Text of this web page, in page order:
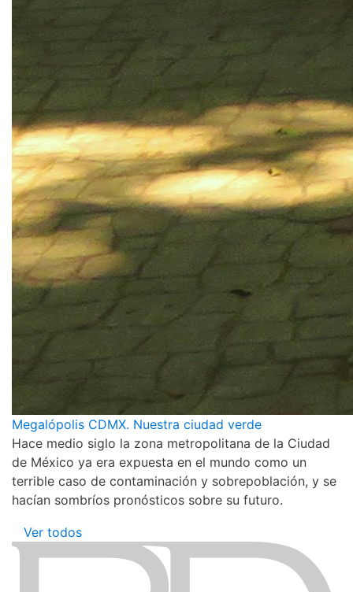
Megalópolis CDMX. Nuestra ciudad verde
Hace medio siglo la zona metropolitana de la Ciudad
de México ya era expuesta en el mundo como un
terrible caso de contaminación y sobrepoblación, y se
hacían sombríos pronósticos sobre su futuro.
Ver todos